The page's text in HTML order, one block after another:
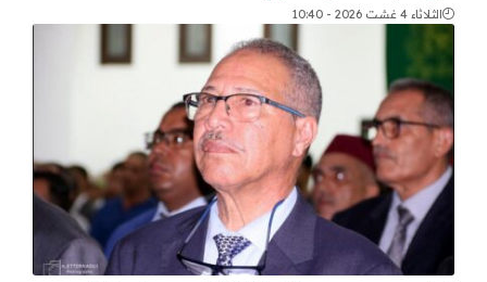
الثلاثاء 4 غشت 2026 - 10:40